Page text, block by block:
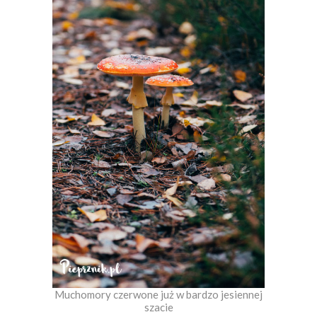
Muchomory czerwone już w bardzo jesiennej
szacie